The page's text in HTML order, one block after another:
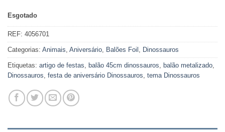
Esgotado
REF: 4056701
Categorias: Animais Aniversário Balões Foil Dinossauros
Etiquetas: artigo de festas balão 45cm dinossauros balão metalizado
Dinossauros festa de aniversário Dinossauros tema Dinossauros